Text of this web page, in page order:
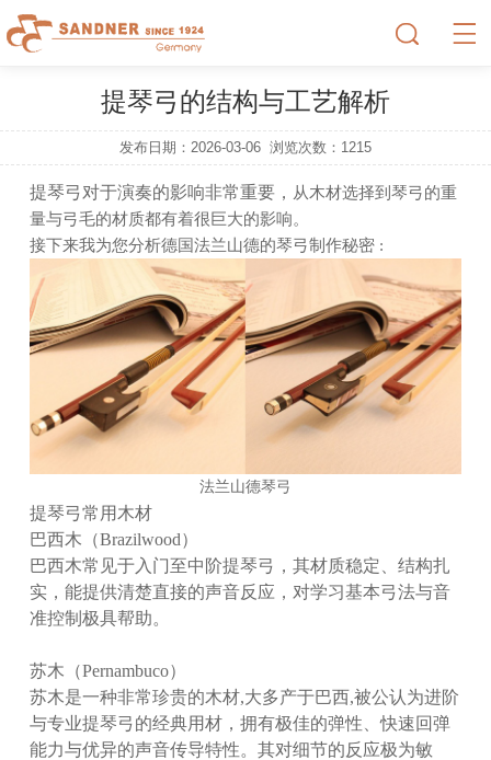
提琴弓的结构与工艺解析
发布日期：2026-03-06 浏览次数： 1215
提琴弓对于演奏的影响非常重要， 从木材选择到琴弓的重
量与弓毛的材质都有着很巨大的影响。
接下来我为您分析德国法兰山德的琴弓制作秘密 :
法兰山德琴弓
提琴弓常用木材
巴西木（Brazilwood）
巴西木常见于入门至中阶提琴弓，其材质稳定、结构扎
实，能提供清楚直接的声音反应，对学习基本弓法与音
准控制极具帮助。
苏木（Pernambuco）
苏木是一种非常珍贵的木材,大多产于巴西,被公认为进阶
与专业提琴弓的经典用材，拥有极佳的弹性、快速回弹
能力与优异的声音传导特性。其对细节的反应极为敏